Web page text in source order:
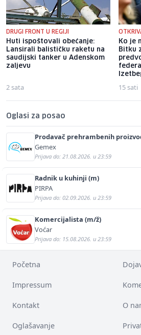
DRUGI FRONT U REGIJI
Huti ispoštovali obećanje:
Lansirali balističku raketu na
saudijski tanker u Adenskom
zaljevu
2 sata
Ko je
Bitku
15 sati
Oglasi za posao
Prodavač prehrambenih
Gemex
Prijava do: 21.08.2026. u 23:59
Radnik u kuhinji (m)
PIRPA
Prijava do: 02.09.2026. u 23:59
Komercijalista (m/ž)
Voćar
Prijava do: 15.08.2026. u 23:59
Početna
Impressum
Kontakt O
Oglašavanje